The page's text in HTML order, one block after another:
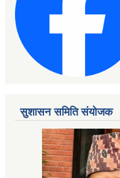
सुशासन समिति संयोजक